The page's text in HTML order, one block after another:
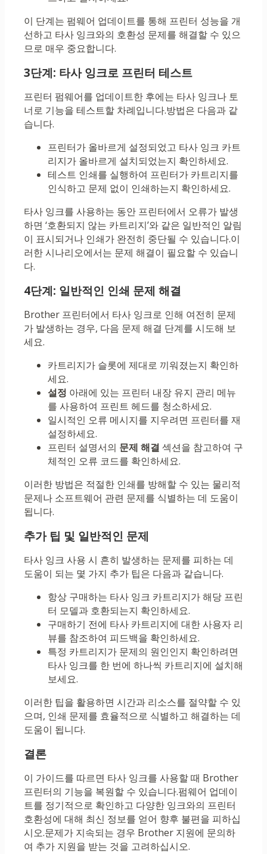
이 단계는 펌웨어 업데이트를 통해 프린터 성능을 개
선하고 타사 잉크와의 호환성 문제를 해결할 수 있으
므로 매우 중요합니다.
3단계: 타사 잉크로 프린터 테스트
프린터 펌웨어를 업데이트한 후에는 타사 잉크나 토
너로 기능을 테스트할 차례입니다.방법은 다음과 같
습니다.
프린터가 올바르게 설정되었고 타사 잉크 카트
리지가 올바르게 설치되었는지 확인하세요.
테스트 인쇄를 실행하여 프린터가 카트리지를
인식하고 문제 없이 인쇄하는지 확인하세요.
타사 잉크를 사용하는 동안 프린터에서 오류가 발생
하면 ‘호환되지 않는 카트리지’와 같은 일반적인 알림
이 표시되거나 인쇄가 완전히 중단될 수 있습니다.이
러한 시나리오에서는 문제 해결이 필요할 수 있습니
다.
4단계: 일반적인 인쇄 문제 해결
Brother 프린터에서 타사 잉크로 인해 여전히 문제
가 발생하는 경우, 다음 문제 해결 단계를 시도해 보
세요.
카트리지가 슬롯에 제대로 끼워졌는지 확인하
세요.
설정 아래에 있는 프린터 내장 유지 관리 메뉴
를 사용하여 프린트 헤드를 청소하세요.
일시적인 오류 메시지를 지우려면 프린터를 재
설정하세요.
프린터 설명서의 문제 해결 섹션을 참고하여 구
체적인 오류 코드를 확인하세요.
이러한 방법은 적절한 인쇄를 방해할 수 있는 물리적
문제나 소프트웨어 관련 문제를 식별하는 데 도움이
됩니다.
추가 팁 및 일반적인 문제
타사 잉크 사용 시 흔히 발생하는 문제를 피하는 데
도움이 되는 몇 가지 추가 팁은 다음과 같습니다.
항상 구매하는 타사 잉크 카트리지가 해당 프린
터 모델과 호환되는지 확인하세요.
구매하기 전에 타사 카트리지에 대한 사용자 리
뷰를 참조하여 피드백을 확인하세요.
특정 카트리지가 문제의 원인인지 확인하려면
타사 잉크를 한 번에 하나씩 카트리지에 설치해
보세요.
이러한 팁을 활용하면 시간과 리소스를 절약할 수 있
으며, 인쇄 문제를 효율적으로 식별하고 해결하는 데
도움이 됩니다.
결론
이 가이드를 따르면 타사 잉크를 사용할 때 Brother
프린터의 기능을 복원할 수 있습니다.펌웨어 업데이
트를 정기적으로 확인하고 다양한 잉크와의 프린터
호환성에 대해 최신 정보를 얻어 향후 불편을 피하십
시오.문제가 지속되는 경우 Brother 지원에 문의하
여 추가 지원을 받는 것을 고려하십시오.